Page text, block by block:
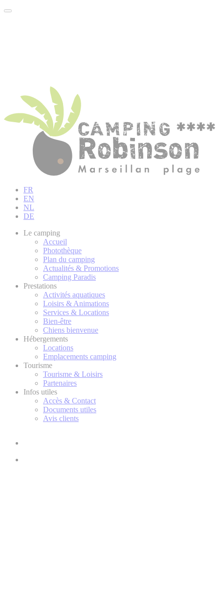
FR
EN
NL
DE
Le camping
Accueil
Photothèque
Plan du camping
Actualités & Promotions
Camping Paradis
Prestations
Activités aquatiques
Loisirs & Animations
Services & Locations
Bien-être
Chiens bienvenue
Hébergements
Locations
Emplacements camping
Tourisme
Tourisme & Loisirs
Partenaires
Infos utiles
Accès & Contact
Documents utiles
Avis clients